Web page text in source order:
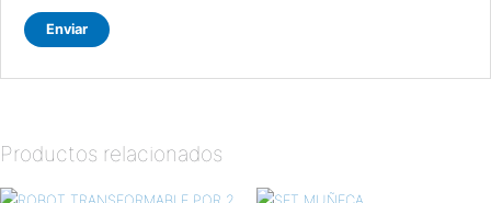
Productos relacionados